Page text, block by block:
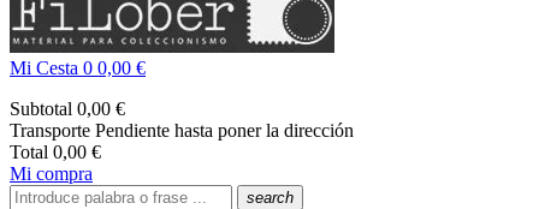
Mi Cesta 0 0,00 €
Subtotal 0,00 €
Transporte Pendiente hasta poner la dirección
Total 0,00 €
Mi compra
search